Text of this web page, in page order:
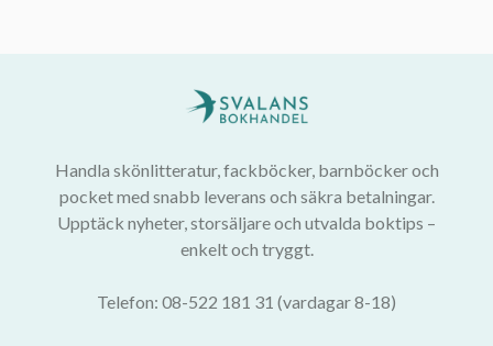
Handla skönlitteratur, fackböcker, barnböcker och
pocket med snabb leverans och säkra betalningar.
Upptäck nyheter, storsäljare och utvalda boktips –
enkelt och tryggt.
Telefon: 08-522 181 31 (vardagar 8-18)